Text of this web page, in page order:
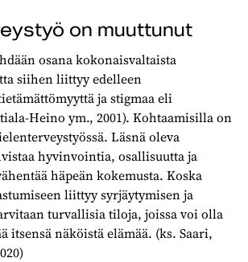
on muuttunut
osana kokonaisvaltaista
siihen liittyy edelleen
ja stigmaa eli
Heino ym., 2001). Kohtaamisilla on
Läsnä oleva
hyvinvointia, osallisuutta ja
häpeän kokemusta. Koska
liittyy syrjäytymisen ja
turvallisia tiloja, joissa voi olla
itsensä näköistä elämää. (ks. Saari,